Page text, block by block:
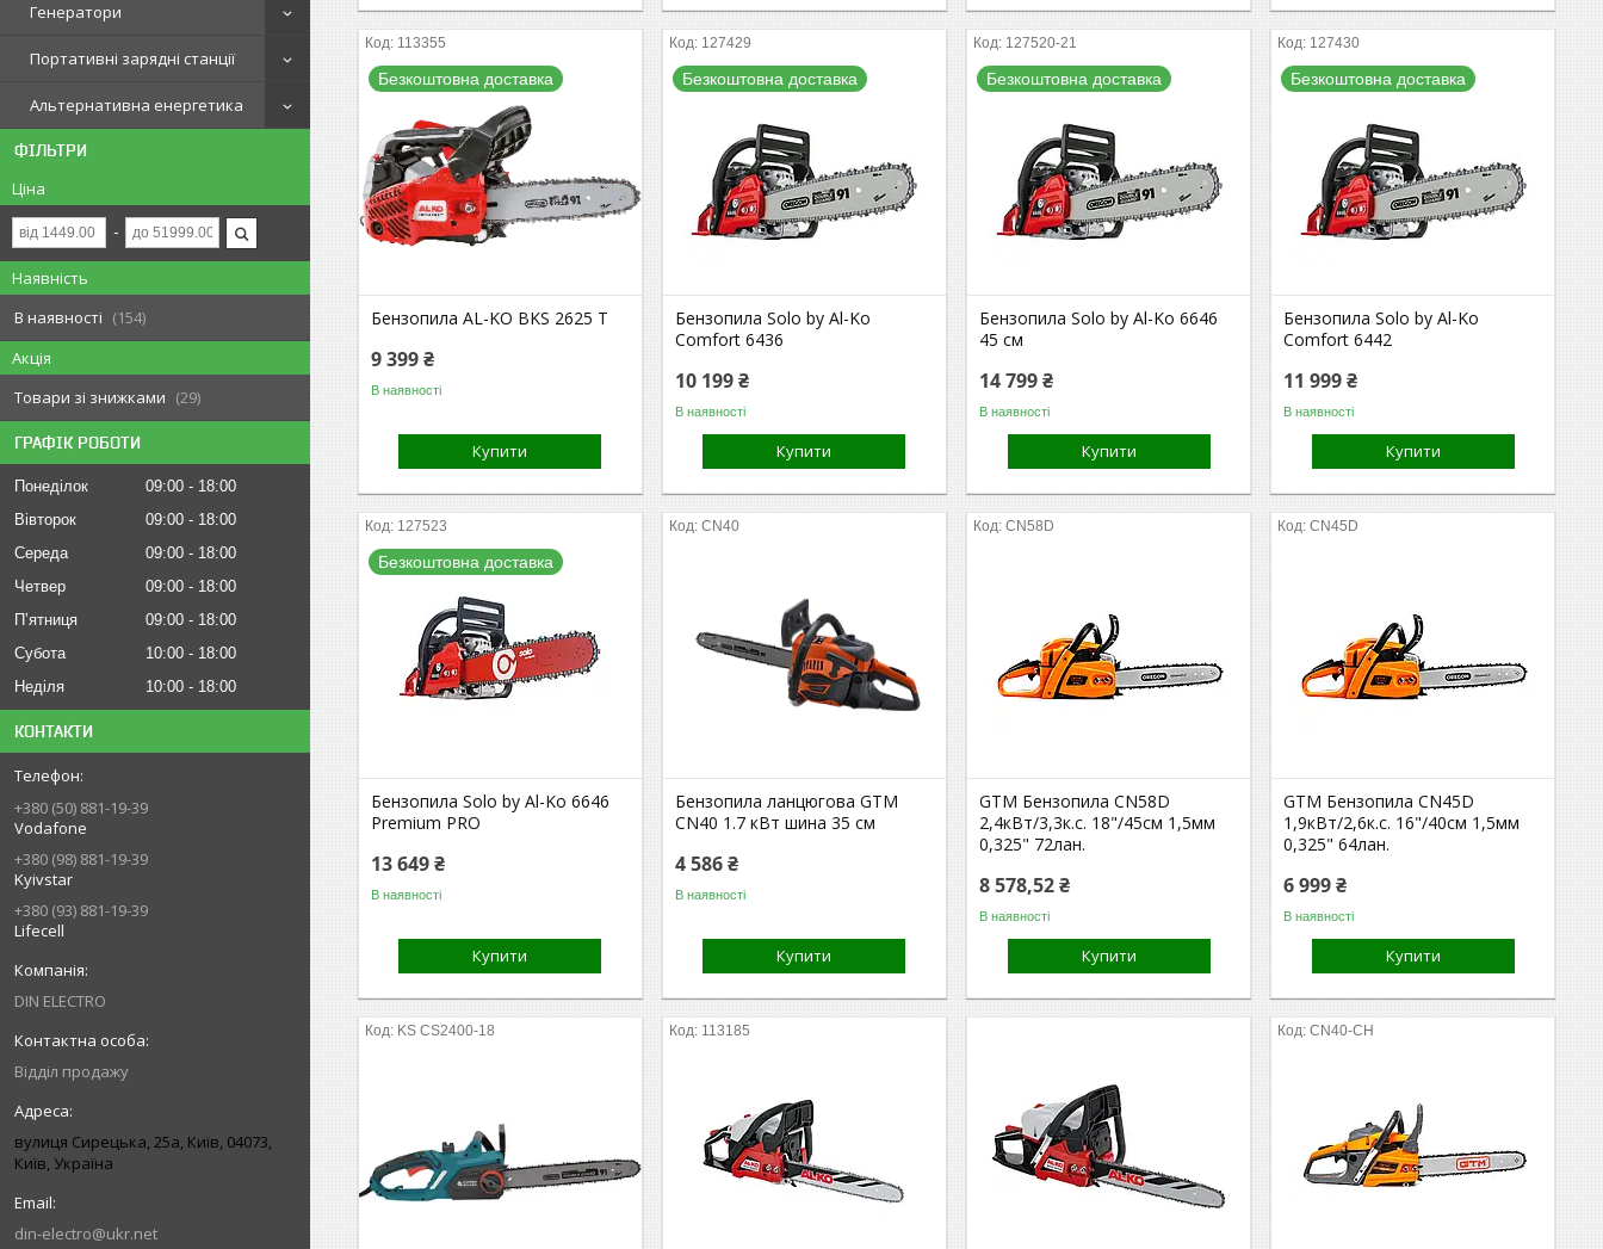
Генератори
Портативні зарядні станції
Альтернативна енергетика
ФІЛЬТРИ
Ціна
Наявність
В наявності
154
Акція
Товари зі знижками
29
ГРАФІК РОБОТИ
Понеділок 09:00
18:00
Вівторок
09:00
18:00
Середа
09:00
18:00
Четвер
09:00
18:00
Пʼятниця
09:00
18:00
Субота
10:00
18:00
Неділя
10:00 18:00
КОНТАКТИ
+380 (50) 881-19-39
Vodafone
+380 (98) 881-19-39
Kyivstar
+380 (93) 881-19-39
Lifecell
DIN ELECTRO
Відділ продажу
вулиця Сирецька, 25а, Київ, 04073,
Київ, Україна
din-electro@ukr.net
113355
Безкоштовна доставка
Бензопила AL-KO BKS 2625 T
9 399 ₴
В наявності
Купити
127429
Безкоштовна доставка
Бензопила Solo by Al-Ko
Comfort 6436
10 199 ₴
В наявності
Купити
127520-21
Безкоштовна доставка
Бензопила Solo by Al-Ko 6646
45 см
14 799 ₴
В наявності
Купити
127430
Безкоштовна доставка
Бензопила Solo by Al-Ko
Comfort 6442
11 999 ₴
В наявності
Купити
127523
Безкоштовна доставка
Бензопила Solo by Al-Ko 6646
Premium PRO
13 649 ₴
В наявності
Купити
CN40
Бензопила ланцюгова GTM
CN40 1.7 кВт шина 35 см
4 586 ₴
В наявності
Купити
CN58D
GTM Бензопила CN58D
2,4кВт/3,3к.с. 18"/45см 1,5мм
0,325" 72лан.
8 578,52 ₴
В наявності
Купити
CN45D
GTM Бензопила CN45D
1,9кВт/2,6к.с. 16"/40см 1,5мм
0,325" 64лан.
6 999 ₴
В наявності
Купити
KS CS2400-18 113185 CN40-CH